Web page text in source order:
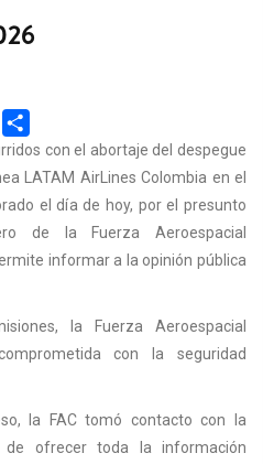
WhatsApp
con el abortaje del despegue
LATAM AirLines Colombia en el
el día de hoy, por el presunto
de la Fuerza Aeroespacial
informar a la opinión pública
la Fuerza Aeroespacial
con la seguridad
la FAC tomó contacto con la
ofrecer toda la información